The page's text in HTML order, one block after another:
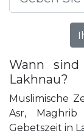
Wann
Lakhnau?
Muslimische
Asr,
Gebetszeit in